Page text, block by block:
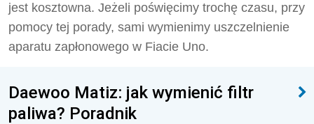
jest kosztowna. Jeżeli poświęcimy trochę czasu, przy
pomocy tej porady, sami wymienimy uszczelnienie
aparatu zapłonowego w Fiacie Uno.
Daewoo Matiz: jak wymienić filtr
paliwa? Poradnik